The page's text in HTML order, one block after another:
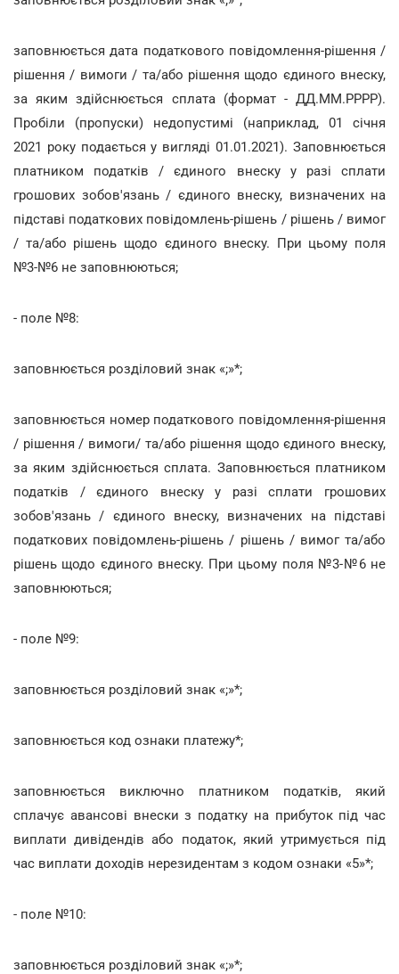
заповнюється дата податкового повідомлення-рішення /
рішення / вимоги / та/або рішення щодо єдиного внеску,
за яким здійснюється сплата (формат - ДД.ММ.РРРР).
Пробіли (пропуски) недопустимі (наприклад, 01 січня
2021 року подається у вигляді 01.01.2021). Заповнюється
платником податків / єдиного внеску у разі сплати
грошових зобов'язань / єдиного внеску, визначених на
підставі податкових повідомлень-рішень / рішень / вимог
/ та/або рішень щодо єдиного внеску. При цьому поля
№3-№6 не заповнюються;
- поле №8:
заповнюється розділовий знак «;»*;
заповнюється номер податкового повідомлення-рішення
/ рішення / вимоги/ та/або рішення щодо єдиного внеску,
за яким здійснюється сплата. Заповнюється платником
податків / єдиного внеску у разі сплати грошових
зобов'язань / єдиного внеску, визначених на підставі
податкових повідомлень-рішень / рішень / вимог та/або
рішень щодо єдиного внеску. При цьому поля №3-№6 не
заповнюються;
- поле №9:
заповнюється розділовий знак «;»*;
заповнюється код ознаки платежу*;
заповнюється виключно платником податків, який
сплачує авансові внески з податку на прибуток під час
виплати дивідендів або податок, який утримується під
час виплати доходів нерезидентам з кодом ознаки «5»*;
- поле №10:
заповнюється розділовий знак «;»*;